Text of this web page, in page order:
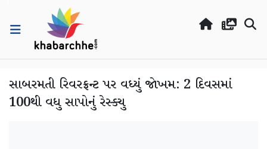
સાબરમતી રિવરફ્રન્ટ પર વધ્યું જોખમ: 2 દિવસમાં
100થી વધુ સાપોનું રેસ્ક્યુ